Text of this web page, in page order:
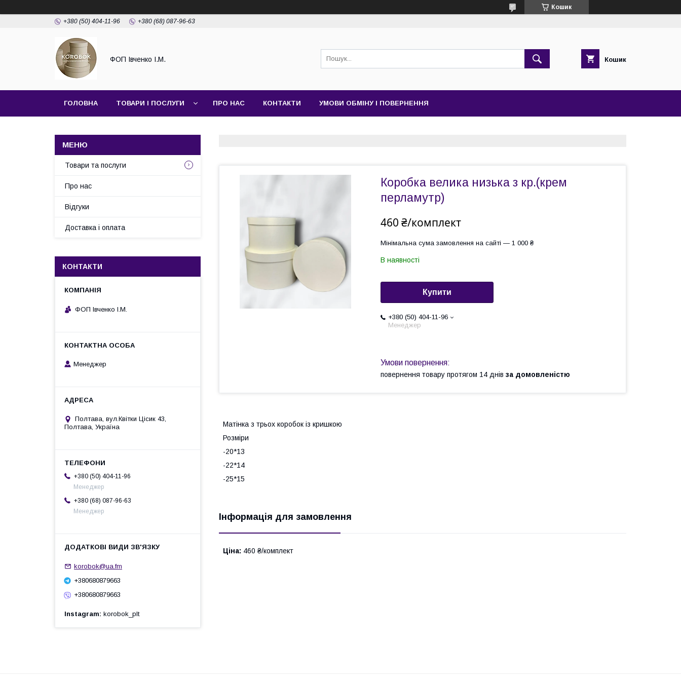
Кошик
+380 (50) 404-11-96 +380 (68) 087-96-63
ФОП Івченко І.М. Кошик
ГОЛОВНА ТОВАРИ І ПОСЛУГИ ПРО НАС КОНТАКТИ УМОВИ ОБМІНУ І ПОВЕРНЕННЯ
Коробка велика низька з кр.(крем
перламутр)
460 ₴/комплект
Мінімальна сума замовлення на сайті — 1 000 ₴
В наявності
Купити
+380 (50) 404-11-96
Менеджер
повернення товару протягом 14 днів за домовленістю
Матінка з трьох коробок із кришкою
Розміри
-20*13
-22*14
-25*15
Інформація для замовлення
Ціна: 460 ₴/комплект
Товари та послуги
Про нас
Відгуки
Доставка і оплата
КОНТАКТИ
ФОП Івченко І.М.
Менеджер
Полтава, вул.Квітки Цісик 43,
Полтава, Україна
+380 (50) 404-11-96
Менеджер
+380 (68) 087-96-63
Менеджер
korobok@ua.fm
+380680879663
+380680879663
Instagram korobok_plt